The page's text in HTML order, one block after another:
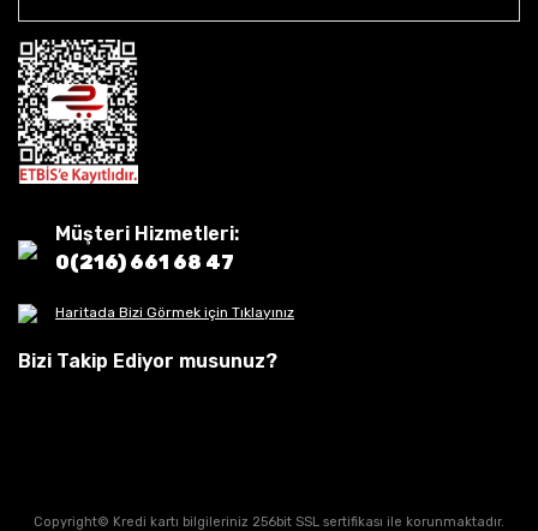
Müşteri Hizmetleri:
0(216) 661 68 47
Haritada Bizi Görmek için Tıklayınız
Bizi Takip Ediyor musunuz?
Copyright© Kredi kartı bilgileriniz 256bit SSL sertifikası ile korunmaktadır.